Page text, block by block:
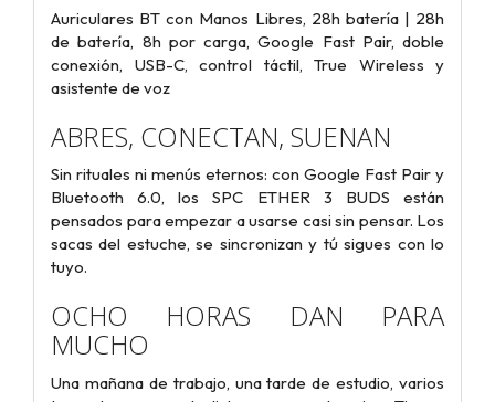
Auriculares BT con Manos Libres, 28h batería | 28h
de batería, 8h por carga, Google Fast Pair, doble
conexión, USB-C, control táctil, True Wireless y
asistente de voz
ABRES, CONECTAN, SUENAN
Sin rituales ni menús eternos: con Google Fast Pair y
Bluetooth 6.0, los SPC ETHER 3 BUDS están
pensados para empezar a usarse casi sin pensar. Los
sacas del estuche, se sincronizan y tú sigues con lo
tuyo.
OCHO HORAS DAN PARA
MUCHO
Una mañana de trabajo, una tarde de estudio, varios